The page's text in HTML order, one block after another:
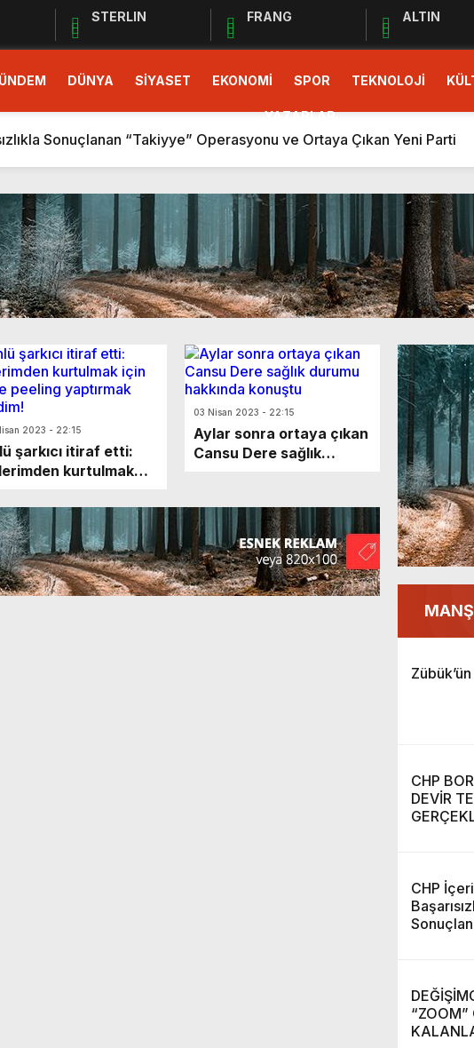
STERLIN FRANG ALTIN
DÜNYA SİYASET EKONOMİ SPOR TEKNOLOJİ
YAZARLAR
TÜKENEN CHP GENÇLİĞİ
TESLİM GERÇEKLEŞTİ
Sonuçlanan “Takiyye” Operasyonu ve Ortaya Çıkan Yeni Parti
OLDU KALANLAR SAĞLAR BİZİMDİR! (İZMİR’DE CHP’DE YENİ
İnsanlık
Kaynak Rekabeti ve Gelecek Perspektifi
TÜKENEN CHP GENÇLİĞİ
TESLİM GERÇEKLEŞTİ
2023 - 22:15
şarkıcı itiraf etti:
kurtulmak
istedim!
03 Nisan 2023 - 22:15
Aylar sonra ortaya çıkan
Cansu Dere sağlık
CHP
DEVİR
CHP
Parti
“ZOOM”